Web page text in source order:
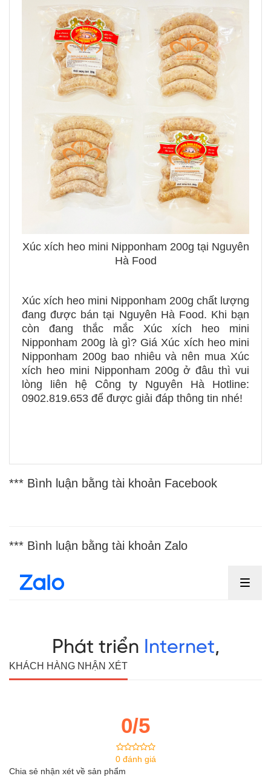
Xúc xích heo mini Nipponham 200g tại Nguyên
Hà Food
Xúc xích heo mini Nipponham 200g chất lượng
đang được bán tại Nguyên Hà Food. Khi bạn
còn đang thắc mắc Xúc xích heo mini
Nipponham 200g là gì? Giá Xúc xích heo mini
Nipponham 200g bao nhiêu và nên mua Xúc
xích heo mini Nipponham 200g ở đâu thì vui
lòng liên hệ Công ty Nguyên Hà Hotline:
0902.819.653 để được giải đáp thông tin nhé!
*** Bình luận bằng tài khoản Facebook
*** Bình luận bằng tài khoản Zalo
KHÁCH HÀNG NHẬN XÉT
0/5
0 đánh giá
Chia sẻ nhận xét về sản phẩm